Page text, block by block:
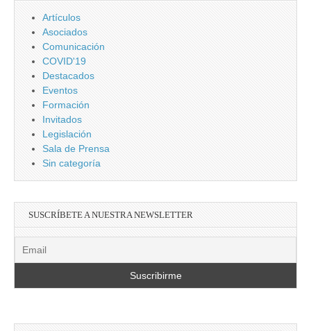
Artículos
Asociados
Comunicación
COVID'19
Destacados
Eventos
Formación
Invitados
Legislación
Sala de Prensa
Sin categoría
SUSCRÍBETE A NUESTRA NEWSLETTER